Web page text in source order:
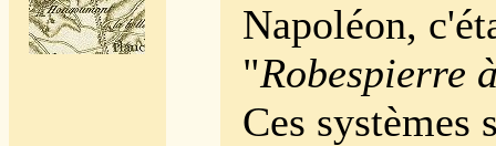
Napoléon,
"Robespierre
Ces systèmes